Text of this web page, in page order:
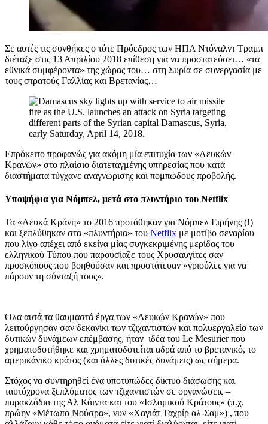
Σε αυτές τις συνθήκες ο τότε Πρόεδρος των ΗΠΑ Ντόναλντ Τραμπ
διέταξε στις 13 Απριλίου 2018 επίθεση για να προστατεύσει… «τα
εθνικά συμφέροντα» της χώρας του… στη Συρία σε συνεργασία με
τους στρατούς Γαλλίας και Βρετανίας…
Επρόκειτο προφανώς για ακόμη μία επιτυχία των «Λευκών
Κρανών» στο πλαίσιο διατεταγμένης υπηρεσίας που κατά
διαστήματα τύγχανε αναγνώρισης και πομπώδους προβολής.
Υποψήφια για Νόμπελ, μετά στο πλυντήριο του Netflix
Τα «Λευκά Κράνη» το 2016 προτάθηκαν για Νόμπελ Ειρήνης (!)
και ξεπλύθηκαν στα «πλυντήρια» του Netflix με μοτίβο σεναρίου
που λίγο απέχει από εκείνα μίας συγκεκριμένης μερίδας του
ελληνικού Τύπου που παρουσίαζε τους Χρυσαυγίτες σαν
προσκόπους που βοηθούσαν και προστάτευαν «γριούλες για να
πάρουν τη σύνταξή τους».
Όλα αυτά τα θαυμαστά έργα των «Λευκών Κρανών» που
λειτούργησαν σαν δεκανίκι των τζιχαντιστών και πολυεργαλείο των
δυτικών δυνάμεων επέμβασης, ήταν ιδέα του Le Mesurier που
χρηματοδοτήθηκε και χρηματοδοτείται αδρά από το βρετανικό, το
αμερικάνικο κράτος (και άλλες δυτικές δυνάμεις) ως σήμερα.
Στόχος να συντηρηθεί ένα υποτυπώδες δίκτυο διάσωσης και
ταυτόχρονα ξεπλύματος των τζιχαντιστών σε οργανώσεις –
παρακλάδια της Αλ Κάιντα και του «Ισλαμικού Κράτους» (π.χ.
πρώην «Μέτωπο Νούσρα», νυν «Χαγιάτ Ταχρίρ αλ-Σαμ») , που